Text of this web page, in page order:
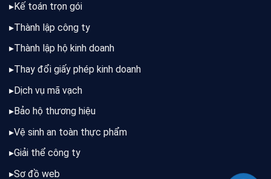
▸Kế toán trọn gói
▸Thành lập công ty
▸Thành lập hộ kinh doanh
▸Thay đổi giấy phép kinh doanh
▸Dịch vụ mã vạch
▸Bảo hộ thương hiệu
▸Vệ sinh an toàn thực phẩm
▸Giải thể công ty
▸Sơ đồ web